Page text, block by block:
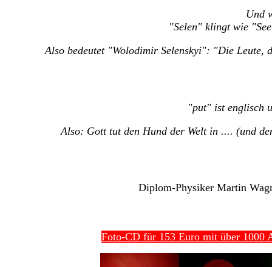
Und
"Selen" klingt wie
Also bedeutet "Wolodimir Selenskyi": "Die Leute,
"put" ist englisch
Also: Gott tut den Hund der Welt in .... (und
Diplom-Physiker Martin
Foto-CD für 153 Euro mit über 1000